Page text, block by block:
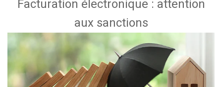
Facturation électronique : attention
aux sanctions